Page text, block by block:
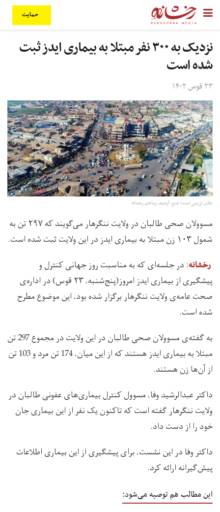
حمایت
نزدیک به ۳۰۰ نفر مبتلا به بیماری ایدز ثبت
شده است
۲۳ قوس ۱۴۰۲
عکس تزیینی است| منبع: آرشیف رسانه‌ی رخشانه
مسوولان صحی طالبان در ولایت ننگرهار می‌گویند که ۲۹۷ تن به
شمول ۱۰۳ زن مبتلا به بیماری ایدز در این ولایت ثبت شده است.
رخشانه: در جلسه‌ای که به مناسبت روز جهانی کنترل و
پیشگیری از بیماری ایدز امروز(پنج‌شنبه، ۲۳ قوس) در اداره‌ی
صحت عامه‌ی ولایت ننگرهار برگزار شده بود، این موضوع مطرح
شده است.
به گفته‌ی مسوولان صحی طالبان در این ولایت در مجموع 297 تن
مبتلا به بیماری ایدز هستند که از این میان، 174 تن مرد و 103 تن
از آن‌ها زن هستند.
داکتر عبدالرشید وفا، مسوول کنترل بیماری‌های عفونی طالبان در
ولایت ننگرهار گفته است که تاکنون یک نفر از این بیماری جان
خود را از دست داد.
داکتر وفا در این نشست، برای پیشگیری از این بیماری اطلاعات
پیش‌گیرانه ارائه کرد.
این مطالب هم توصیه می‌شود: